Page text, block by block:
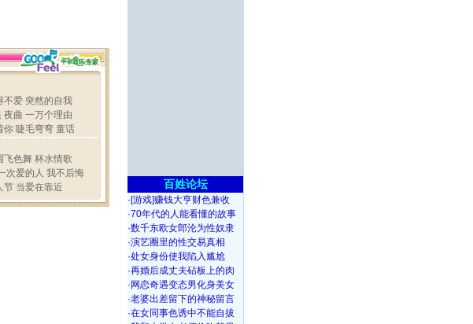
百姓论坛
· [游戏]赚钱大亨财色兼收
·70年代的人能看懂的故事
·数千东欧女郎沦为性奴隶
·演艺圈里的性交易真相
·处女身份使我陷入尴尬
·再婚后成丈夫砧板上的肉
· 网恋奇遇变态男化身美女
·老婆出差留下的神秘留言
·在女同事色诱中不能自拔